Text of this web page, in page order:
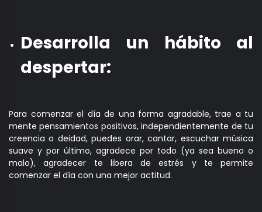
Desarrolla un hábito al
despertar:
Para comenzar el día de una forma agradable, trae a tu
mente pensamientos positivos, independientemente de tu
creencia o deidad, puedes orar, cantar, escuchar música
suave y por último, agradece por todo (ya sea bueno o
malo), agradecer te libera de estrés y te permite
comenzar el día con una mejor actitud.